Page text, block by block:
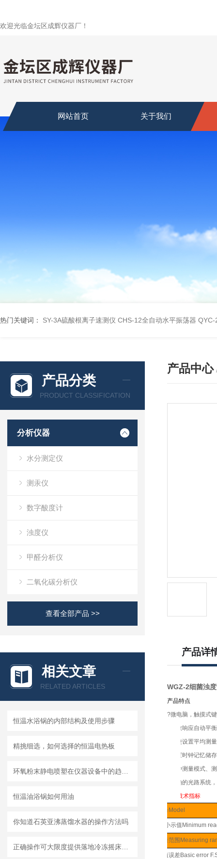
欢迎光临金坛区成辉仪器厂！
网站首页 关于我们
热门关键词： SY-3A硫酸根离子速测仪 CHS-12全自动水平振荡器 QYC-
产品分类
PRODUCT CLASSIFICATION
分析仪器
水分测定仪
测汞仪
数字酸度计
浊度仪
甲醛分析仪
二氧化碳分析仪
查看全部产品 >>
相关文章
RELATED ARTICLES
恒温水浴锅的内部结构及使用步骤
精挑细选，如何选择的恒温电热板
恒温油浴锅如何用油
你知道石英亚沸蒸馏水器的操作方法吗
产品中心
产品详
WGZ-2细菌浊
产品特点
?微电脑，触摸式
读数响应自动平
快捷设置平均测
内置时钟记忆储
多种测量模式、
精确的光路系统
技术指标
型号Model
zui小示值 Minimum
测量范围 Measuring
示值误差Basic error